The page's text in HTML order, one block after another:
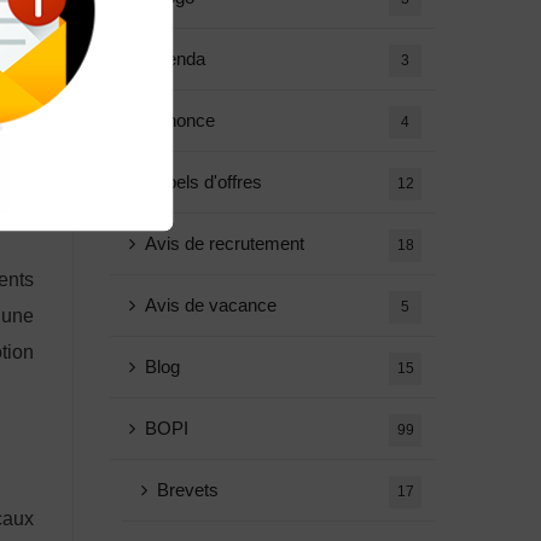
Agenda 3
Annonce 4
Appels d'offres 12
Avis de recrutement 18
Avis de vacance 5
Blog 15
BOPI 99
Brevets 17